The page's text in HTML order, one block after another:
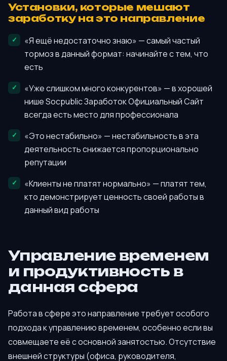
Установки, которые мешают
заработку на это направление
«Я ещё недостаточно знаю» — самый частый
тормоз в данный формат: начинайте с тем, что
есть
«Уже слишком много конкурентов» — в хорошей
нише Socpublic Заработок Официальный Сайт
всегда есть место для профессионала
«Это нестабильно» — нестабильность в эта
деятельность снижается пропорционально
репутации
«Клиенты не платят нормально» — платят тем,
кто демонстрирует ценность своей работы в
данный вид работы
Управление временем
и продуктивность в
данная сфера
Работа в сфере это направление требует особого
подхода к управлению временем, особенно если вы
совмещаете её с основной занятостью. Отсутствие
внешней структуры (офиса, руководителя,